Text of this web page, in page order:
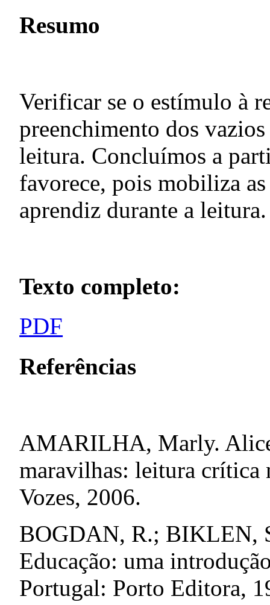
Resumo
Verificar se o estímulo à
preenchimento dos
leitura. Concluímos a
favorece, pois mobiliza
aprendiz durante a leitura.
Texto completo:
PDF
Referências
AMARILHA, Marly.
maravilhas: leitura crítica
Vozes, 2006.
BOGDAN, R.; BIKLEN,
Educação: uma
Portugal: Porto Editora,